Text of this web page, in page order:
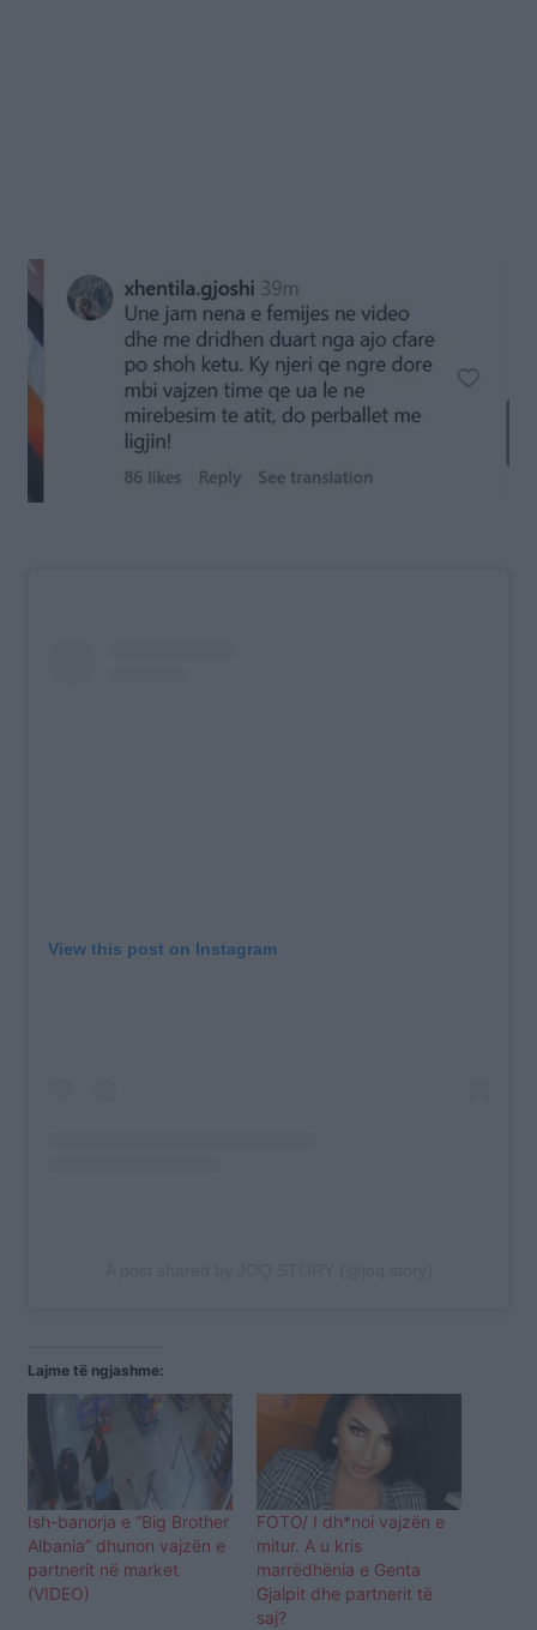
View this post on Instagram
Lajme të ngjashme:
Ish-banorja e “Big Brother
Albania” dhunon vajzën e
partnerit në market
(VIDEO)
FOTO/ I dh*noi vajzën e
mitur. A u kris
marrëdhënia e Genta
Gjalpit dhe partnerit të
saj?